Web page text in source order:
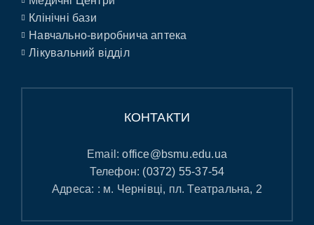
Клінічні бази
Навчально-виробнича аптека
Лікувальний відділ
КОНТАКТИ
Email:office@bsmu.edu.ua
Телефон: (0372) 55-37-54
Адреса: : м. Чернівці, пл. Театральна, 2